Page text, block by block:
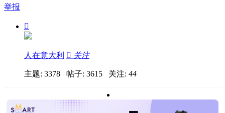
举报

人在意大利  关注
主题: 3378 帖子: 3615 关注: 44